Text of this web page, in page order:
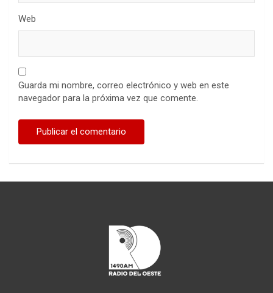
Web
Guarda mi nombre, correo electrónico y web en este
navegador para la próxima vez que comente.